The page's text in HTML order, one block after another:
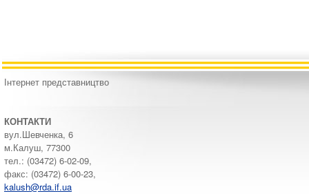
Інтернет представництво
КОНТАКТИ
вул.Шевченка, 6
м.Калуш, 77300
тел.: (03472) 6-02-09,
факс: (03472) 6-00-23,
kalush@rda.if.ua